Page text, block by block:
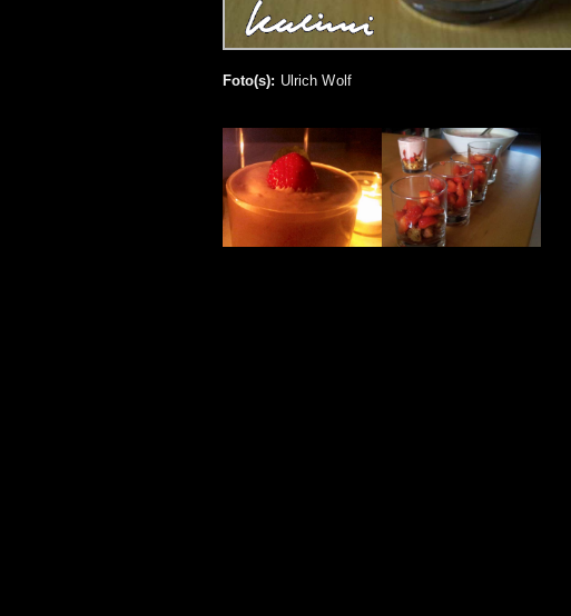
Foto(s): Ulrich Wolf